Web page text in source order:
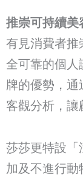
推崇可持續美
有見消費者
全可靠的個
牌的優勢，
客觀分析，讓
莎莎更特設
加及不進行